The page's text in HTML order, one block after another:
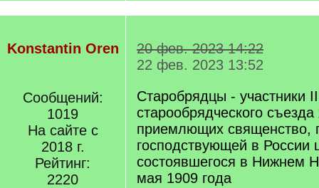
Konstantin Oren
Сообщений:
1019
На сайте с
2018 г.
Рейтинг:
2220
20 фев. 2023 14:22
22 фев. 2023 13:52
Старобрядцы - участники
старообрядческого съезда
приемлющих священство,
господствующей в России
состоявшегося в Нижнем
мая 1909 года